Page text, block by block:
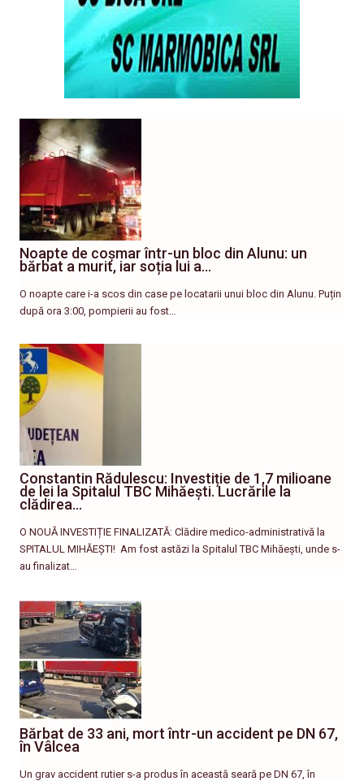
Noapte de coșmar într-un bloc din Alunu: un
bărbat a murit, iar soția lui a…
O noapte care i-a scos din case pe locatarii unui bloc din Alunu. Puțin
după ora 3:00, pompierii au fost…
Constantin Rădulescu: Investiție de 1,7 milioane
de lei la Spitalul TBC Mihăești. Lucrările la
clădirea…
O NOUĂ INVESTIȚIE FINALIZATĂ: Clădire medico-administrativă la
SPITALUL MIHĂEȘTI! ​ Am fost astăzi la Spitalul TBC Mihăești, unde s-
au finalizat…
Bărbat de 33 ani, mort într-un accident pe DN 67,
în Vâlcea
Un grav accident rutier s-a produs în această seară pe DN 67, în